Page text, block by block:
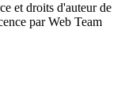
et droits d'auteur de
par Web Team